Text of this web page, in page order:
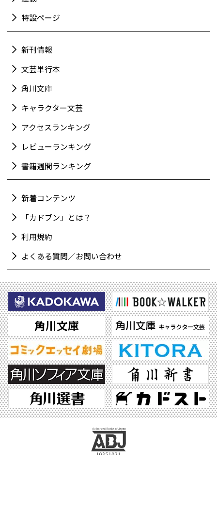
特設ページ
新刊情報
文芸単行本
角川文庫
キャラクター文芸
アクセスランキング
レビューランキング
書籍週間ランキング
新着コンテンツ
「カドブン」とは？
利用規約
よくある質問／お問い合わせ